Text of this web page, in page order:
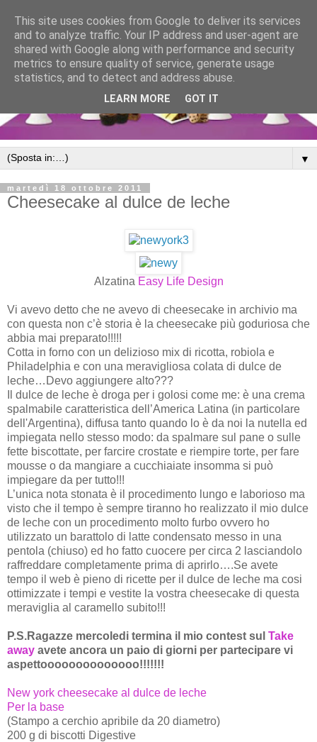
▼
martedì 18 ottobre 2011
Cheesecake al dulce de leche
Alzatina Easy Life Design
Vi avevo detto che ne avevo di cheesecake in archivio ma
con questa non c’è storia è la cheesecake più goduriosa che
abbia mai preparato!!!!!
Cotta in forno con un delizioso mix di ricotta, robiola e
Philadelphia e con una meravigliosa colata di dulce de
leche…Devo aggiungere alto???
Il dulce de leche è droga per i golosi come me: è una crema
spalmabile caratteristica dell’America Latina (in particolare
dell'Argentina), diffusa tanto quando lo è da noi la nutella ed
impiegata nello stesso modo: da spalmare sul pane o sulle
fette biscottate, per farcire crostate e riempire torte, per fare
mousse o da mangiare a cucchiaiate insomma si può
impiegare da per tutto!!!
L’unica nota stonata è il procedimento lungo e laborioso ma
visto che il tempo è sempre tiranno ho realizzato il mio dulce
de leche con un procedimento molto furbo ovvero ho
utilizzato un barattolo di latte condensato messo in una
pentola (chiuso) ed ho fatto cuocere per circa 2 lasciandolo
raffreddare completamente prima di aprirlo….Se avete
tempo il web è pieno di ricette per il dulce de leche ma cosi
ottimizzate i tempi e vestite la vostra cheesecake di questa
meraviglia al caramello subito!!!
P.S.Ragazze mercoledi termina il mio contest sul Take
away avete ancora un paio di giorni per partecipare vi
aspettoooooooooooooo!!!!!!!
New york cheesecake al dulce de leche
Per la base
(Stampo a cerchio apribile da 20 diametro)
200 g di biscotti Digestive
This site uses cookies from Google to deliver its services
and to analyze traffic. Your IP address and user-agent are
shared with Google along with performance and security
metrics to ensure quality of service, generate usage
statistics, and to detect and address abuse.
LEARN MORE GOT IT